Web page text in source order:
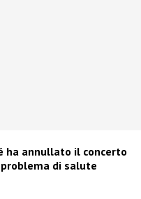
ha annullato il concerto
di salute